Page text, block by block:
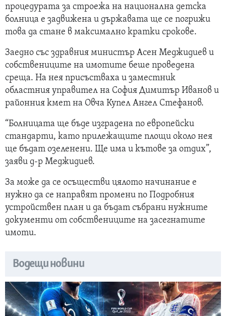
процедурата за строежа на национална детска
болница е задвижена и държавата ще се погрижи
това да стане в максимално кратки срокове.
Заедно със здравния министър Асен Меджидиев и
собствениците на имотите беше проведена
среща. На нея присъстваха и заместник
областния управител на София Димитър Иванов и
районния кмет на Овча Купел Ангел Стефанов.
“Болницата ще бъде изградена по европейски
стандарти, като прилежащите площи около нея
ще бъдат озеленени. Ще има и кътове за отдих”,
заяви д-р Меджидиев.
За може да се осъществи цялото начинание е
нужно да се направят промени по Подробния
устройствен план и да бъдат събрани нужните
документи от собствениците на засегнатите
имоти.
Водещи новини